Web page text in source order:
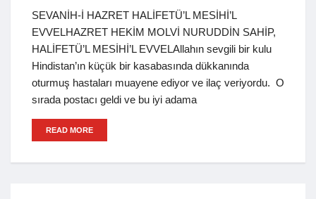
SEVANİH-İ HAZRET HALİFETÜ’L MESİHİ’L
EVVELHAZRET HEKİM MOLVİ NURUDDİN SAHİP,
HALİFETÜ’L MESİHİ’L EVVELAllahın sevgili bir kulu
Hindistan’ın küçük bir kasabasında dükkanında
oturmuş hastaları muayene ediyor ve ilaç veriyordu. O
sırada postacı geldi ve bu iyi adama
READ MORE